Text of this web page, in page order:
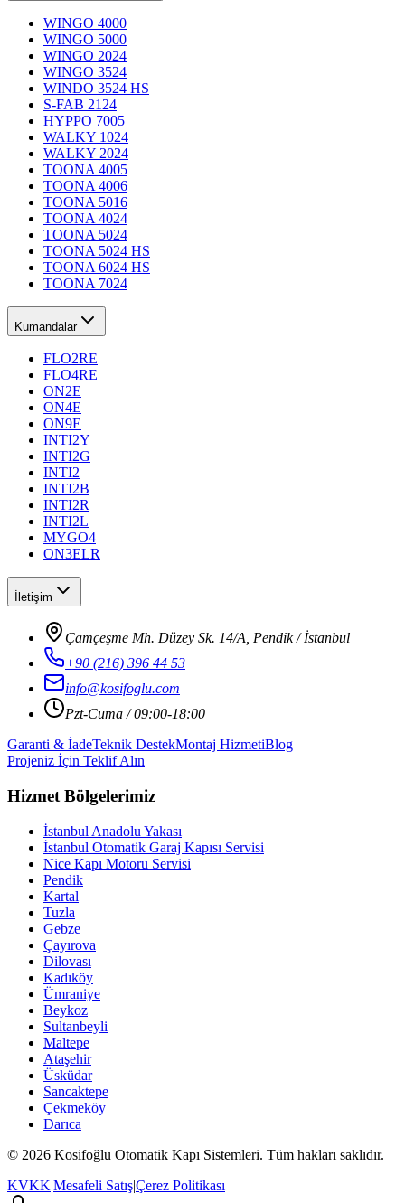
WINGO 4000
WINGO 5000
WINGO 2024
WINGO 3524
WINDO 3524 HS
S-FAB 2124
HYPPO 7005
WALKY 1024
WALKY 2024
TOONA 4005
TOONA 4006
TOONA 5016
TOONA 4024
TOONA 5024
TOONA 5024 HS
TOONA 6024 HS
TOONA 7024
Kumandalar
FLO2RE
FLO4RE
ON2E
ON4E
ON9E
INTI2Y
INTI2G
INTI2
INTI2B
INTI2R
INTI2L
MYGO4
ON3ELR
İletişim
Çamçeşme Mh. Düzey Sk. 14/A, Pendik / İstanbul
+90 (216) 396 44 53
info@kosifoglu.com
Pzt-Cuma / 09:00-18:00
Garanti & İadeTeknik DestekMontaj HizmetiBlog
Projeniz İçin Teklif Alın
Hizmet Bölgelerimiz
İstanbul Anadolu Yakası
İstanbul Otomatik Garaj Kapısı Servisi
Nice Kapı Motoru Servisi
Pendik
Kartal
Tuzla
Gebze
Çayırova
Dilovası
Kadıköy
Ümraniye
Beykoz
Sultanbeyli
Maltepe
Ataşehir
Üsküdar
Sancaktepe
Çekmeköy
Darıca
© 2026 Kosifoğlu Otomatik Kapı Sistemleri. Tüm hakları saklıdır.
KVKK|Mesafeli Satış|Çerez Politikası